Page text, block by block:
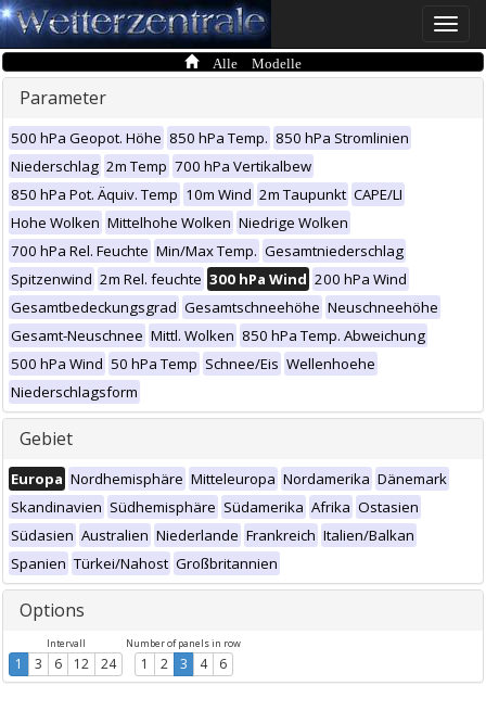
Toggle
Alle Modelle
Parameter
500 hPa Geopot. Höhe 850 hPa Temp. 850 hPa Stromlinien
Niederschlag 2m Temp 700 hPa Vertikalbew
850 hPa Pot. Äquiv. Temp 10m Wind 2m Taupunkt CAPE/LI
Hohe Wolken Mittelhohe Wolken Niedrige Wolken
700 hPa Rel. Feuchte Min/Max Temp. Gesamtniederschlag
Spitzenwind 2m Rel. feuchte 300 hPa Wind 200 hPa Wind
Gesamtbedeckungsgrad Gesamtschneehöhe Neuschneehöhe
Gesamt-Neuschnee Mittl. Wolken 850 hPa Temp. Abweichung
500 hPa Wind 50 hPa Temp Schnee/Eis Wellenhoehe
Niederschlagsform
Gebiet
Europa Nordhemisphäre Mitteleuropa Nordamerika Dänemark
Skandinavien Südhemisphäre Südamerika Afrika Ostasien
Südasien Australien Niederlande Frankreich Italien/Balkan
Spanien Türkei/Nahost Großbritannien
Options
Intervall
1 3 6 12 24
Number of panels in row
1 2 3 4 6